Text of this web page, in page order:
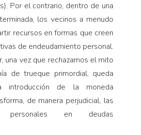
Por el contrario, dentro de una
los vecinos a menudo
recursos en formas que creen
de endeudamiento personal.
una vez que rechazamos el mito
de trueque primordial, queda
introducción de la moneda
de manera perjudicial, las
personales en deudas